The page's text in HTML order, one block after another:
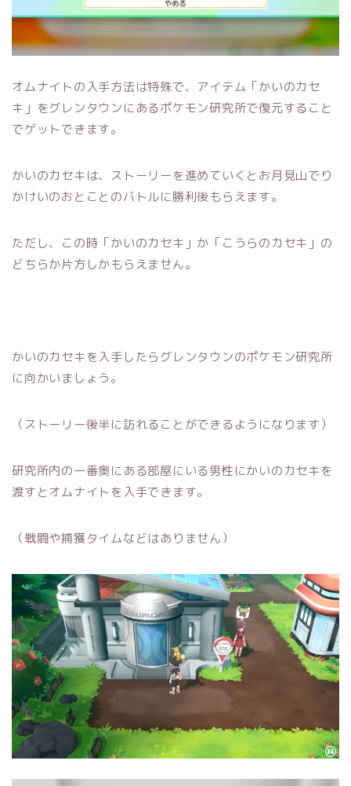
オムナイトの入手方法は特殊で、アイテム「かいのカセ
キ」をグレンタウンにあるポケモン研究所で復元すること
でゲットできます。
かいのカセキは、ストーリーを進めていくとお月見山でり
かけいのおとことのバトルに勝利後もらえます。
ただし、この時「かいのカセキ」か「こうらのカセキ」の
どちらか片方しかもらえません。
かいのカセキを入手したらグレンタウンのポケモン研究所
に向かいましょう。
（ストーリー後半に訪れることができるようになります）
研究所内の一番奥にある部屋にいる男性にかいのカセキを
渡すとオムナイトを入手できます。
（戦闘や捕獲タイムなどはありません）